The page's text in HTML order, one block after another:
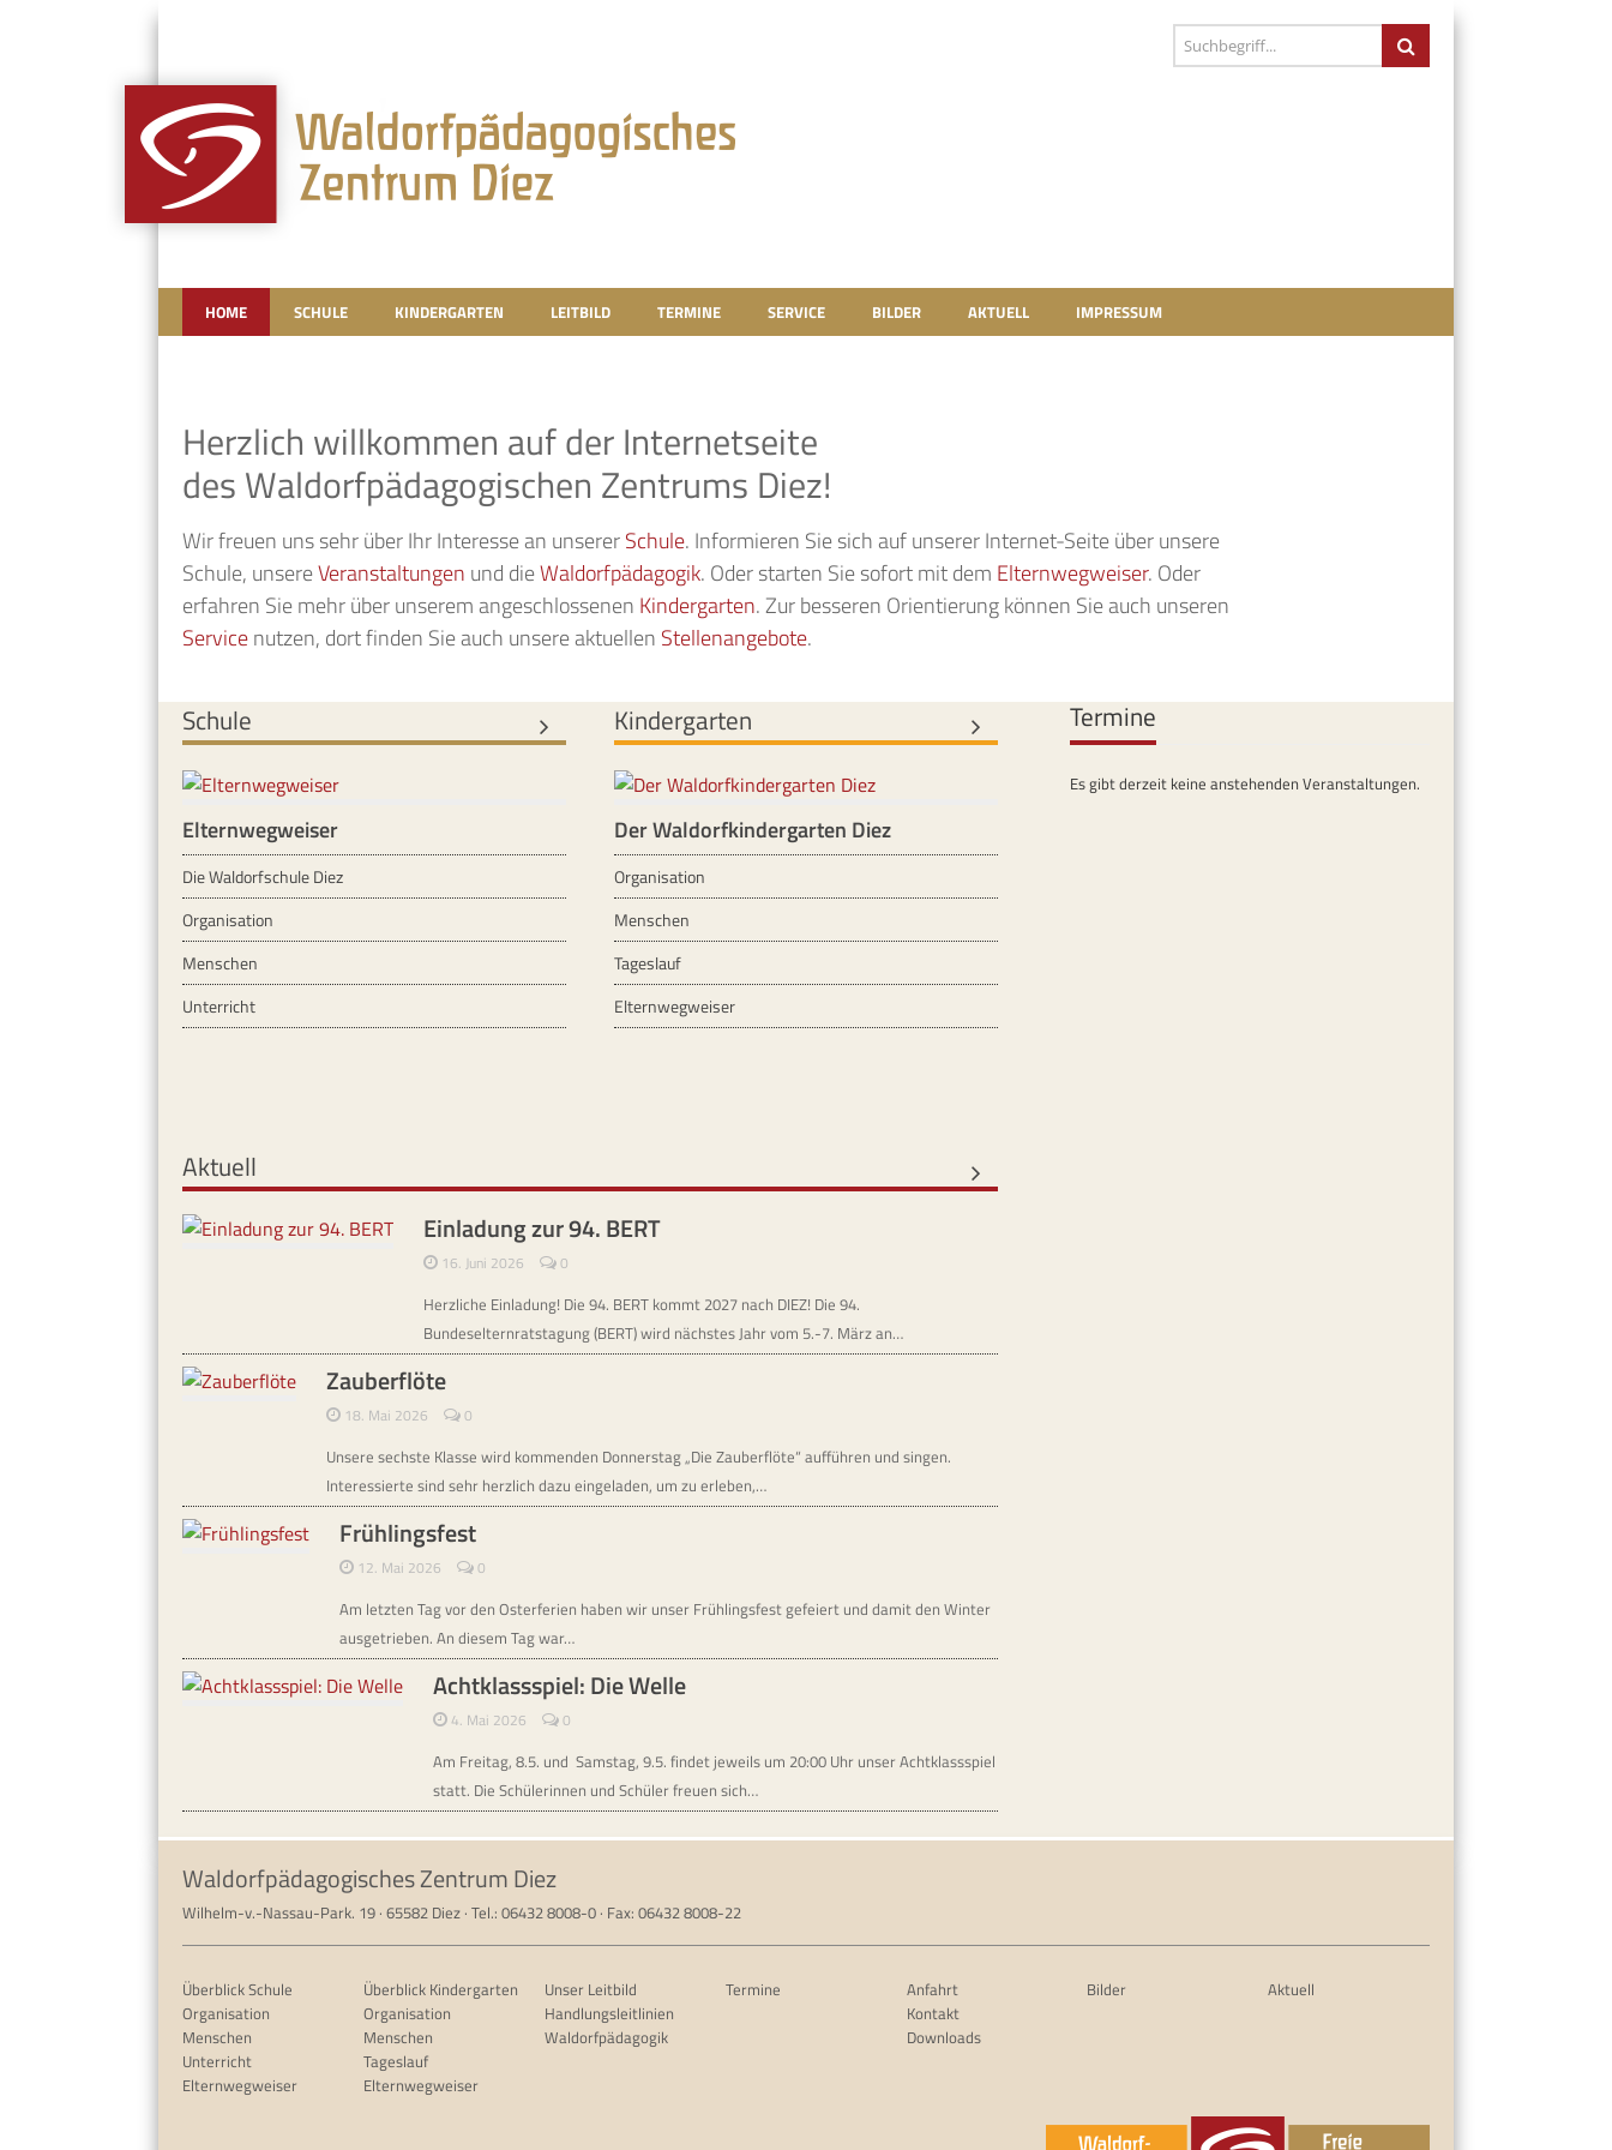
HOME SCHULE KINDERGARTEN LEITBILD TERMINE SERVICE BILDER AKTUELL IMPRESSUM
Herzlich willkommen auf der Internetseite
des Waldorfpädagogischen Zentrums Diez!
Wir freuen uns sehr über Ihr Interesse an unsererSchule. Informieren Sie sich auf unserer Internet-Seite über unsere
Schule, unsereVeranstaltungen und dieWaldorfpädagogik. Oder starten Sie sofort mit dem Elternwegweiser. Oder
erfahren Sie mehr über unserem angeschlossenen Kindergarten. Zur besseren Orientierung können Sie auch unseren
Servicenutzen, dort finden Sie auch unsere aktuellen Stellenangebote.
Schule
Elternwegweiser
Die Waldorfschule Diez
Organisation
Menschen
Unterricht
Kindergarten
Der Waldorfkindergarten Diez
Organisation
Menschen
Tageslauf
Elternwegweiser
Aktuell
Einladung zur 94. BERT
16. Juni 2026 0
Herzliche Einladung! Die 94. BERT kommt 2027 nach DIEZ! Die 94.
Bundeselternratstagung (BERT) wird nächstes Jahr vom 5.-7. März an…
Zauberflöte
18. Mai 2026 0
Unsere sechste Klasse wird kommenden Donnerstag „Die Zauberflöte“ aufführen und singen.
Interessierte sind sehr herzlich dazu eingeladen, um zu erleben,…
Frühlingsfest
12. Mai 2026 0
Am letzten Tag vor den Osterferien haben wir unser Frühlingsfest gefeiert und damit den Winter
ausgetrieben. An diesem Tag war…
Achtklassspiel: Die Welle
4. Mai 2026 0
Am Freitag, 8.5. und Samstag, 9.5. findet jeweils um 20:00 Uhr unser Achtklassspiel
statt. Die Schülerinnen und Schüler freuen sich…
Termine
Es gibt derzeit keine anstehenden Veranstaltungen.
Waldorfpädagogisches Zentrum Diez
Wilhelm-v.-Nassau-Park. 19 · 65582 Diez · Tel.: 06432 8008-0 · Fax: 06432 8008-22
Überblick Schule
Organisation
Menschen
Unterricht
Elternwegweiser
Überblick Kindergarten
Organisation
Menschen
Tageslauf
Elternwegweiser
Unser Leitbild
Handlungsleitlinien
Waldorfpädagogik
Termine
Anfahrt
Kontakt
Downloads
Bilder Aktuell